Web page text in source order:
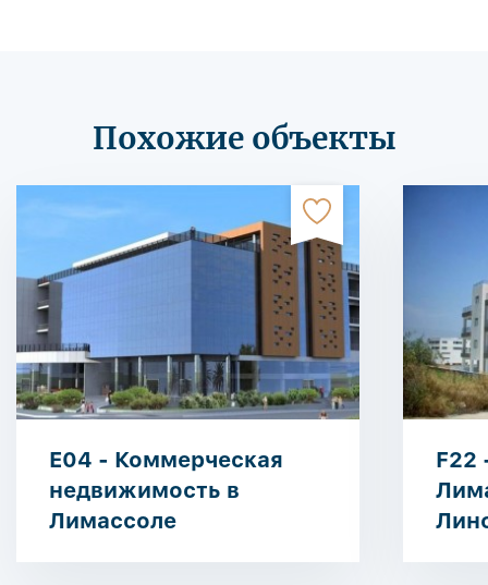
Похожие объекты
E04 - Коммерческая
недвижимость в
Лимассоле
F22